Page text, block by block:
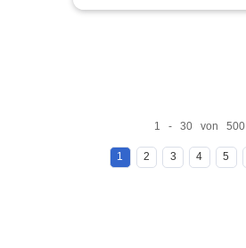
1 - 30 von 500
1 2 3 4 5